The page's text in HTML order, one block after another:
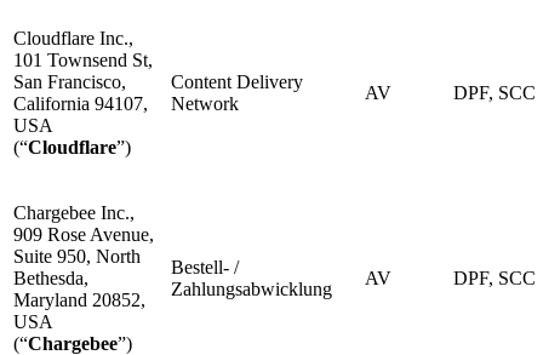
Cloudflare Inc.,
101 Townsend St,
San Francisco,
California 94107,
USA
(“Cloudflare”)
Content Delivery
Network
AV DPF, SCC
Chargebee Inc.,
909 Rose Avenue,
Suite 950, North
Bethesda,
Maryland 20852,
USA
(“Chargebee”)
Bestell- /
Zahlungsabwicklung
AV DPF, SCC